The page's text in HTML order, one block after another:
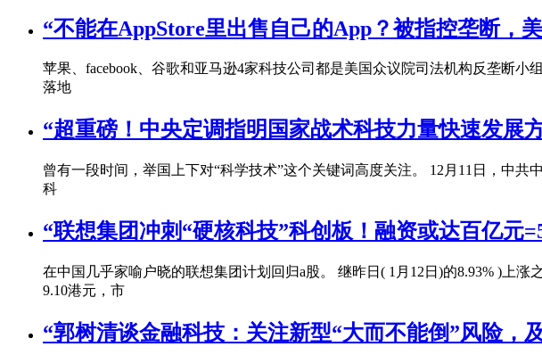
“不能在AppStore里出售自己的App？被指控垄断，
苹果、facebook、谷歌和亚马逊4家科技公司都是美国众议院司法机构反垄断
落地
“超重磅！中央定调指明国家战术科技力量快速发展
曾有一段时间，举国上下对“科学技术”这个关键词高度关注。 12月11日，中
科
“联想集团冲刺“硬核科技”科创板！融资或达百亿元
在中国几乎家喻户晓的联想集团计划回归a股。 继昨日( 1月12日)的8.93% )上
9.10港元，市
“郭树清谈金融科技：关注新型“大而不能倒”风险，